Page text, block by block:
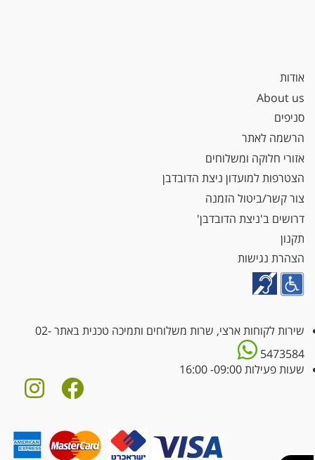
אודות
About us
סניפים
הרשמה לאתר
אזורי חלוקה ומשלוחים
הצטרפות למועדון ניצת הדובדבן
צור קשר/ביטול הזמנה
דרושים ב'ניצת הדובדבן'
תקנון
הצהרת נגישות
שירות לקוחות ארצי, שרות משלוחים ותמיכה טכנית באתר02-
5473584
שעות פעילות 09:00- 16:00